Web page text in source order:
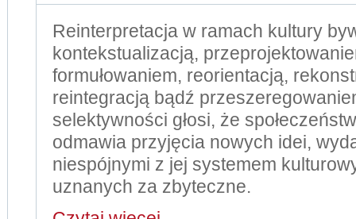
Reinterpretacja w ramach kultury
kontekstualizacją,
formułowaniem, reorientacją,
reintegracją bądź
selektywności głosi, że
odmawia przyjęcia nowych idei,
niespójnymi z jej systemem
uznanych za zbyteczne.